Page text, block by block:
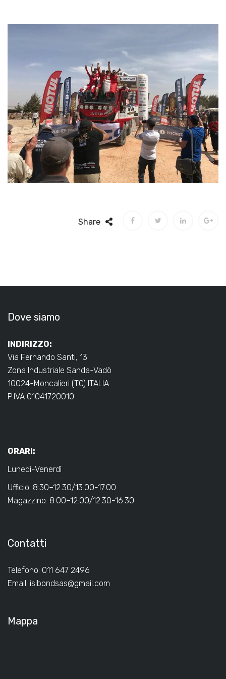
Share
Dove siamo
INDIRIZZO:
Via Fernando Santi, 13
Zona Industriale Sanda-Vadò
10024-Moncalieri (TO) ITALIA
P.IVA 01041720010
ORARI:
Lunedì-Venerdì
Ufficio: 8:30–12:30/13.00-17.00
Magazzino: 8:00–12:00/12.30-16.30
Contatti
Telefono: 011 647 2496
Email: isibondsas@gmail.com
Mappa